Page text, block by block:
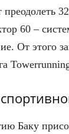
60 –
От этого
Баку